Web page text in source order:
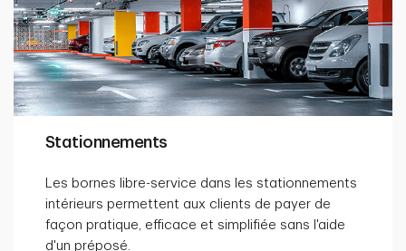
Stationnements
Les bornes libre-service dans les stationnements
intérieurs permettent aux clients de payer de
façon pratique, efficace et simplifiée sans l'aide
d'un préposé.